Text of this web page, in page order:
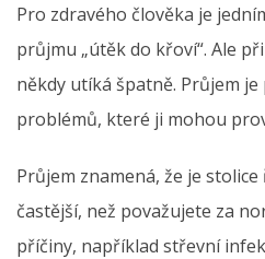
Pro zdravého člověka je
průjmu „útěk do křoví“. Ale
někdy utíká špatně. Průjem
problémů, které ji mohou
Průjem znamená, že je
častější, než považujete za
příčiny, například střevní